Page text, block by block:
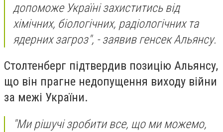
допоможе Україні захиститись від
хімічних, біологічних, радіологічних та
ядерних загроз", - заявив генсек Альянсу.
Столтенберг підтвердив позицію Альянсу,
що він прагне недопущення виходу війни
за межі України.
"Ми рішучі зробити все, що ми можемо,